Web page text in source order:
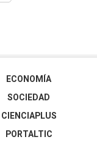
ECONOMÍA
SOCIEDAD
CIENCIAPLUS
PORTALTIC